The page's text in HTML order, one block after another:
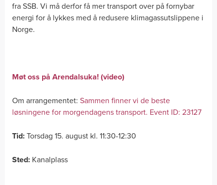
fra SSB. Vi må derfor få mer transport over på fornybar
energi for å lykkes med å redusere klimagassutslippene i
Norge.
Møt oss på Arendalsuka! (video)
Om arrangementet: Sammen finner vi de beste
løsningene for morgendagens transport. Event ID: 23127
Tid: Torsdag 15. august kl. 11:30-12:30
Sted: Kanalplass